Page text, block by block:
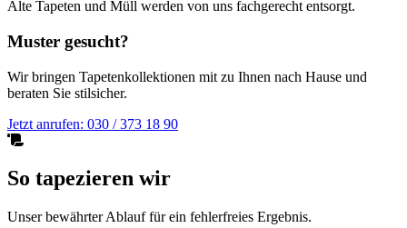
Alte Tapeten und Müll werden von uns fachgerecht entsorgt.
Muster gesucht?
Wir bringen Tapetenkollektionen mit zu Ihnen nach Hause und
beraten Sie stilsicher.
Jetzt anrufen: 030 / 373 18 90
So tapezieren wir
Unser bewährter Ablauf für ein fehlerfreies Ergebnis.